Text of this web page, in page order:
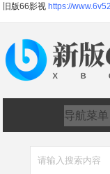
旧版66影视 https://
请输入搜索内容